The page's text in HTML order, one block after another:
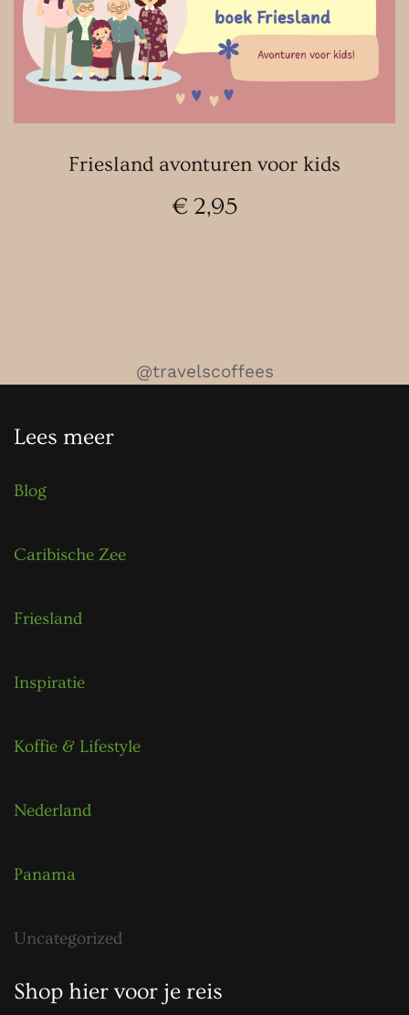
Friesland avonturen voor kids
€ 2,95
@travelscoffees
Lees meer
Blog
Caribische Zee
Friesland
Inspiratie
Koffie & Lifestyle
Nederland
Panama
Uncategorized
Shop hier voor je reis